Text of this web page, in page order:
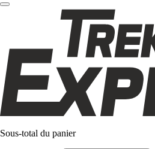
Sous-total du panier